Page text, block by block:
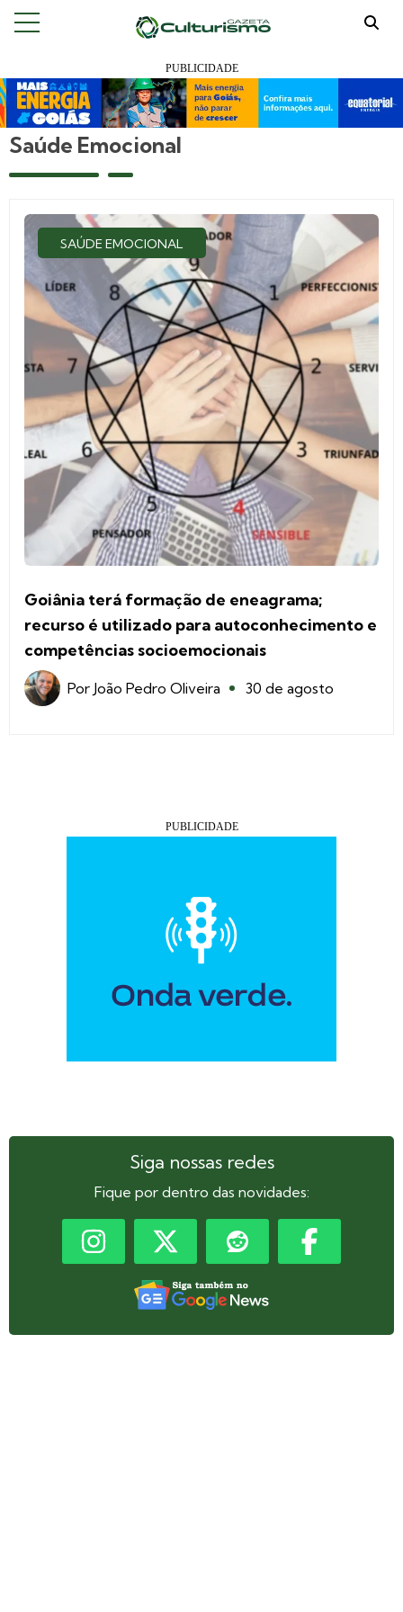
Saúde Emocional
SAÚDE EMOCIONAL
Goiânia terá formação de eneagrama;
recurso é utilizado para autoconhecimento e
competências socioemocionais
Por João Pedro Oliveira 30 de agosto
Siga nossas redes
Fique por dentro das novidades: